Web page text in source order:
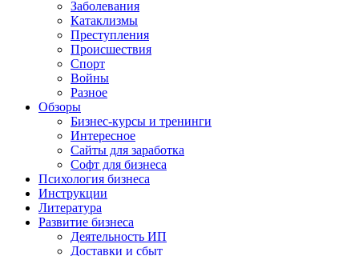
Заболевания
Катаклизмы
Преступления
Происшествия
Спорт
Войны
Разное
Обзоры
Бизнес-курсы и тренинги
Интересное
Сайты для заработка
Софт для бизнеса
Психология бизнеса
Инструкции
Литература
Развитие бизнеса
Деятельность ИП
Доставки и сбыт